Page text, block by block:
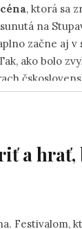
, ktorá sa
na
začne aj
ako bolo
a hrať,
Festivalom,